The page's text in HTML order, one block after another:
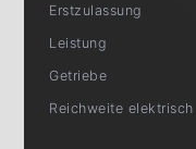
Erstzulassung
Leistung
Getriebe
Reichweite elektrisch